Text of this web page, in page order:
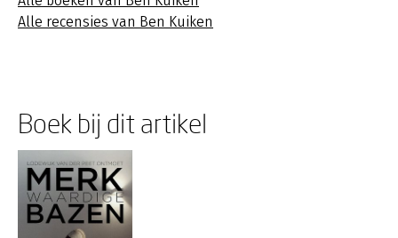
Alle recensies van Ben Kuiken
Boek bij dit artikel